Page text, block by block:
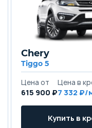
Chery
Tiggo 5
Цена от
615 900 ₽
Цена в
7 332 ₽/
Купить в